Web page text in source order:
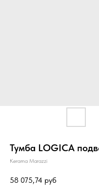
Тумба LOGICA
Kerama Marazzi
58 075,74 руб